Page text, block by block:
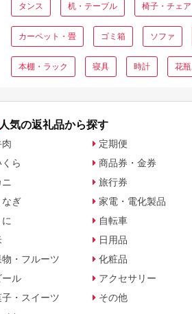
較タンス 机・テーブル 椅子・チェア
カーペット・畳 ゴミ箱 ソファ
本棚・ラック 寝具 時計 花瓶
人気の返礼品から探す
肉
くら
ニ
なぎ
に
物・フルーツ
ール
子・スイーツ
定期便
商品券・金券
旅行券
家電・電化製品
自転車
日用品
化粧品
アクセサリー
その他